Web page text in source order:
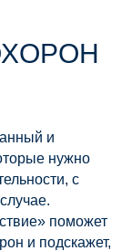
и
нужно
с
поможет
и подскажет,